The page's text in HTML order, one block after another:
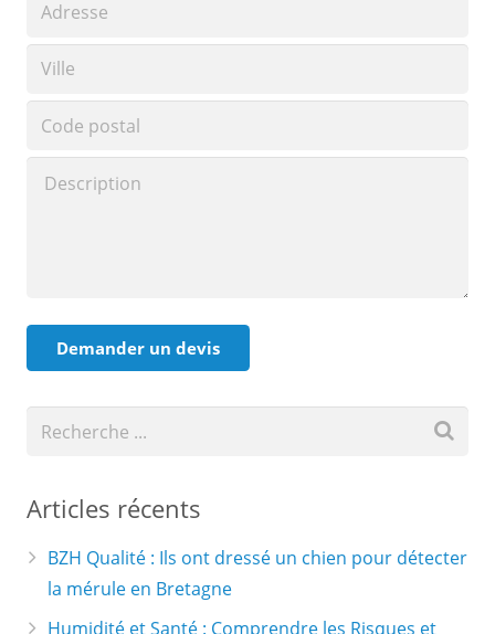
Articles récents
BZH Qualité : Ils ont dressé un chien pour détecter
la mérule en Bretagne
Humidité et Santé : Comprendre les Risques et